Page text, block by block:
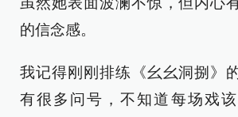
的信念感。
我记得刚刚排练《幺幺洞捌》
有很多问号，不知道每场戏